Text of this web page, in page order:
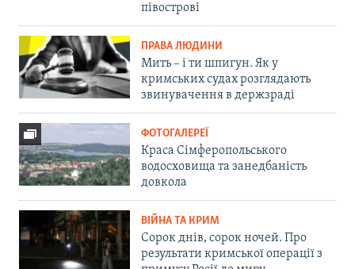
півострові
ПРАВА ЛЮДИНИ
Мить – і ти шпигун. Як у
кримських судах розглядають
звинувачення в держзраді
ФОТОГАЛЕРЕЇ
Краса Сімферопольського
водосховища та занедбаність
довкола
ВІЙНА ТА КРИМ
Сорок днів, сорок ночей. Про
результати кримської операції з